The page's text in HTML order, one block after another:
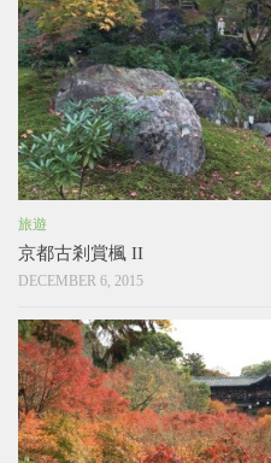
旅遊
京都古剎賞楓 II
DECEMBER 6, 2015